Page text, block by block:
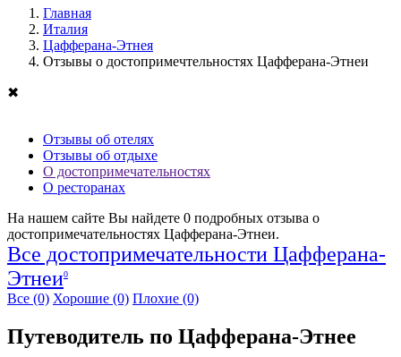
Главная
Италия
Цафферана-Этнея
Отзывы о достопримечтельностях Цафферана-Этнеи
✖
Отзывы об отелях
Отзывы об отдыхе
О достопримечательностях
О ресторанах
На нашем сайте Вы найдете 0 подробных отзыва о
достопримечательностях Цафферана-Этнеи.
Все достопримечательности Цафферана-
Этнеи0
Все (0) Хорошие (0) Плохие (0)
Путеводитель по Цафферана-Этнее